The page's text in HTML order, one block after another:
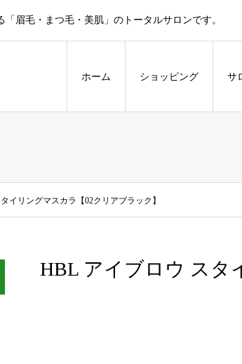
眉毛・まつ毛・美肌」のトータルサロンです。
ホーム ショッピング サ
イリングマスカラ【02クリアブラック】
HBL アイブロウ スタ